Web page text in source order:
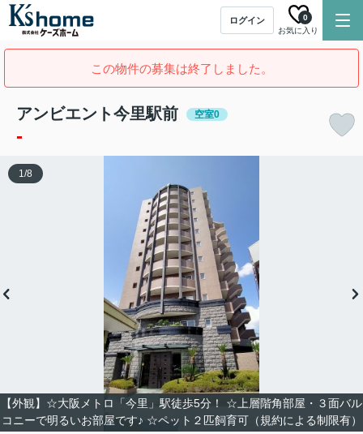
ログイン
お気に入り
0
この物件の募集は終了しました。
アンビエント今里駅前 空室0
-
【外観】☆大阪メトロ「今里」駅徒歩5分！ ☆上層階角部屋・３面バル
コニーで明るいお部屋です♪ ☆ペット２匹飼育可（規約による制限有）
1/8